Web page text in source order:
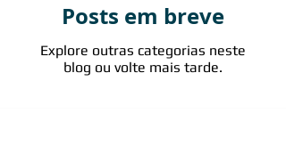
Posts em breve
Explore outras categorias neste
blog ou volte mais tarde.